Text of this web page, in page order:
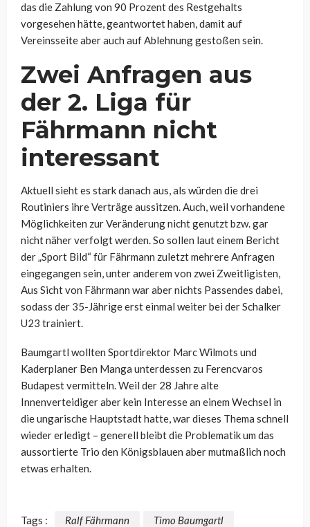
das die Zahlung von 90 Prozent des Restgehalts
vorgesehen hätte, geantwortet haben, damit auf
Vereinsseite aber auch auf Ablehnung gestoßen sein.
Zwei Anfragen aus
der 2. Liga für
Fährmann nicht
interessant
Aktuell sieht es stark danach aus, als würden die drei
Routiniers ihre Verträge aussitzen. Auch, weil vorhandene
Möglichkeiten zur Veränderung nicht genutzt bzw. gar
nicht näher verfolgt werden. So sollen laut einem Bericht
der „Sport Bild“ für Fährmann zuletzt mehrere Anfragen
eingegangen sein, unter anderem von zwei Zweitligisten,
Aus Sicht von Fährmann war aber nichts Passendes dabei,
sodass der 35-Jährige erst einmal weiter bei der Schalker
U23 trainiert.
Baumgartl wollten Sportdirektor Marc Wilmots und
Kaderplaner Ben Manga unterdessen zu Ferencvaros
Budapest vermitteln. Weil der 28 Jahre alte
Innenverteidiger aber kein Interesse an einem Wechsel in
die ungarische Hauptstadt hatte, war dieses Thema schnell
wieder erledigt – generell bleibt die Problematik um das
aussortierte Trio den Königsblauen aber mutmaßlich noch
etwas erhalten.
Tags : Ralf Fährmann Timo Baumgartl